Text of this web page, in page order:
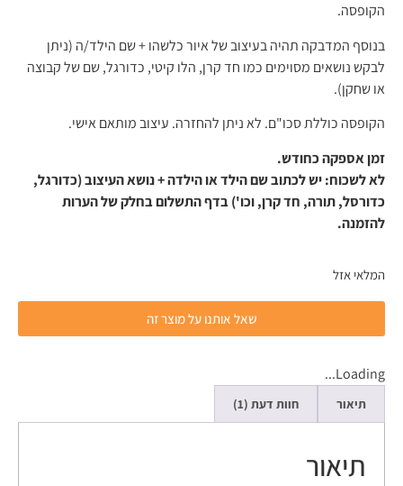
הקופסה.
בנוסף המדבקה תהיה בעיצוב של איור כלשהו + שם הילד/ה (ניתן
לבקש נושאים מסוימים כמו חד קרן, הלו קיטי, כדורגל, שם של קבוצה
או שחקן).
הקופסה כוללת סכו"ם. לא ניתן להחזרה. עיצוב מותאם אישי.
זמן אספקה כחודש.
לא לשכוח: יש לכתוב שם הילד או הילדה + נושא העיצוב (כדורגל,
כדורסל, תורה, חד קרן, וכו') בדף התשלום בחלק של הערות
להזמנה.
המלאי אזל
שאל אותנו על מוצר זה
Loading...
תיאור חוות דעת (1)
תיאור